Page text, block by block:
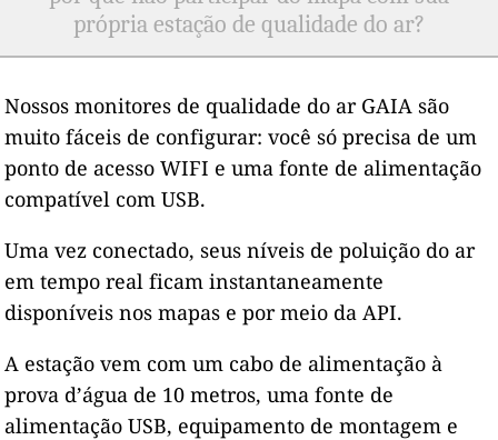
própria estação de qualidade do ar?
Nossos monitores de qualidade do ar GAIA são
muito fáceis de configurar: você só precisa de um
ponto de acesso WIFI e uma fonte de alimentação
compatível com USB.
Uma vez conectado, seus níveis de poluição do ar
em tempo real ficam instantaneamente
disponíveis nos mapas e por meio da API.
A estação vem com um cabo de alimentação à
prova d’água de 10 metros, uma fonte de
alimentação USB, equipamento de montagem e